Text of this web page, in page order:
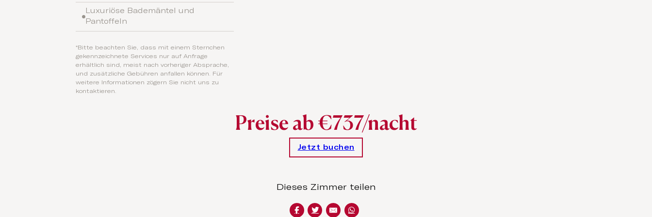
Luxuriöse Bademäntel und
Pantoffeln
*Bitte beachten Sie, dass mit einem Sternchen
gekennzeichnete Services nur auf Anfrage
erhältlich sind, meist nach vorheriger Absprache,
und zusätzliche Gebühren anfallen können. Für
weitere Informationen zögern Sie nicht uns zu
kontaktieren.
Preise ab €737/nacht
Jetzt buchen
Dieses Zimmer teilen